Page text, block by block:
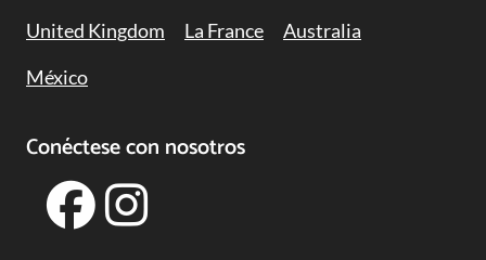
United Kingdom
La France
Australia
México
Conéctese con nosotros